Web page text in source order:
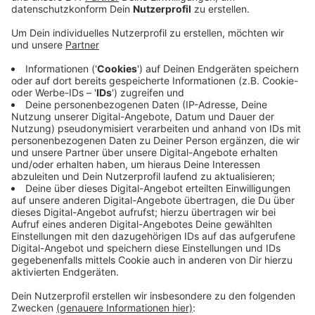
Seit dem 5. Januar rollt auf einem Teil der Strecke
wieder der Bus. Und zwar konkret zwischen Kall und
Jünkerath in Rheinland-Pfalz. Dort sind jetzt die
Arbeiter im Einsatz um weiter an der Elektrifizierung
der Strecke zu arbeiten. Sie müssen Fundamente
gießen und Oberleitungsmasten setzen. Deswegen
bleibt der Abschnitt bis Ende März gesperrt. Ab April
können dann wieder Züge durch die Eifel fahren, sagt
die Bahn.
An den Wochenenden im Januar fallen die Züge
bereits ab Euskirchen aus. In der ersten Februar-Hälfte
ist die Strecke zusätzlich an den Wochenenden
zwischen Erftstadt und Köln gesperrt.
Anzeige